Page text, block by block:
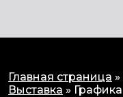
Главная страница »
Выставка » Графика